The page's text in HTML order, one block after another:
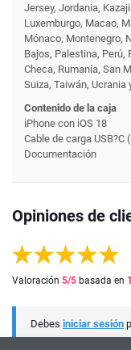
Jersey, Jordania,
Luxemburgo, Macao,
Mónaco, Montenegro,
Bajos, Palestina, Perú,
Checa, Rumanía, San
Suiza, Taiwán, Ucrania
Contenido de la caja
iPhone con iOS 18
Cable de carga USB?C
Documentación
Opiniones de
Valoración 5/5 basada en 1
Debes iniciar sesión